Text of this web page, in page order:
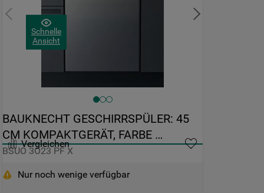
Schnelle
Ansicht
Vergleichen
BAUKNECHT GESCHIRRSPÜLER: 45
CM KOMPAKTGERÄT, FARBE
EDELSTAHL - BSUO 3O23 PF X
BSUO 3O23 PF X
Nur noch wenige verfügbar